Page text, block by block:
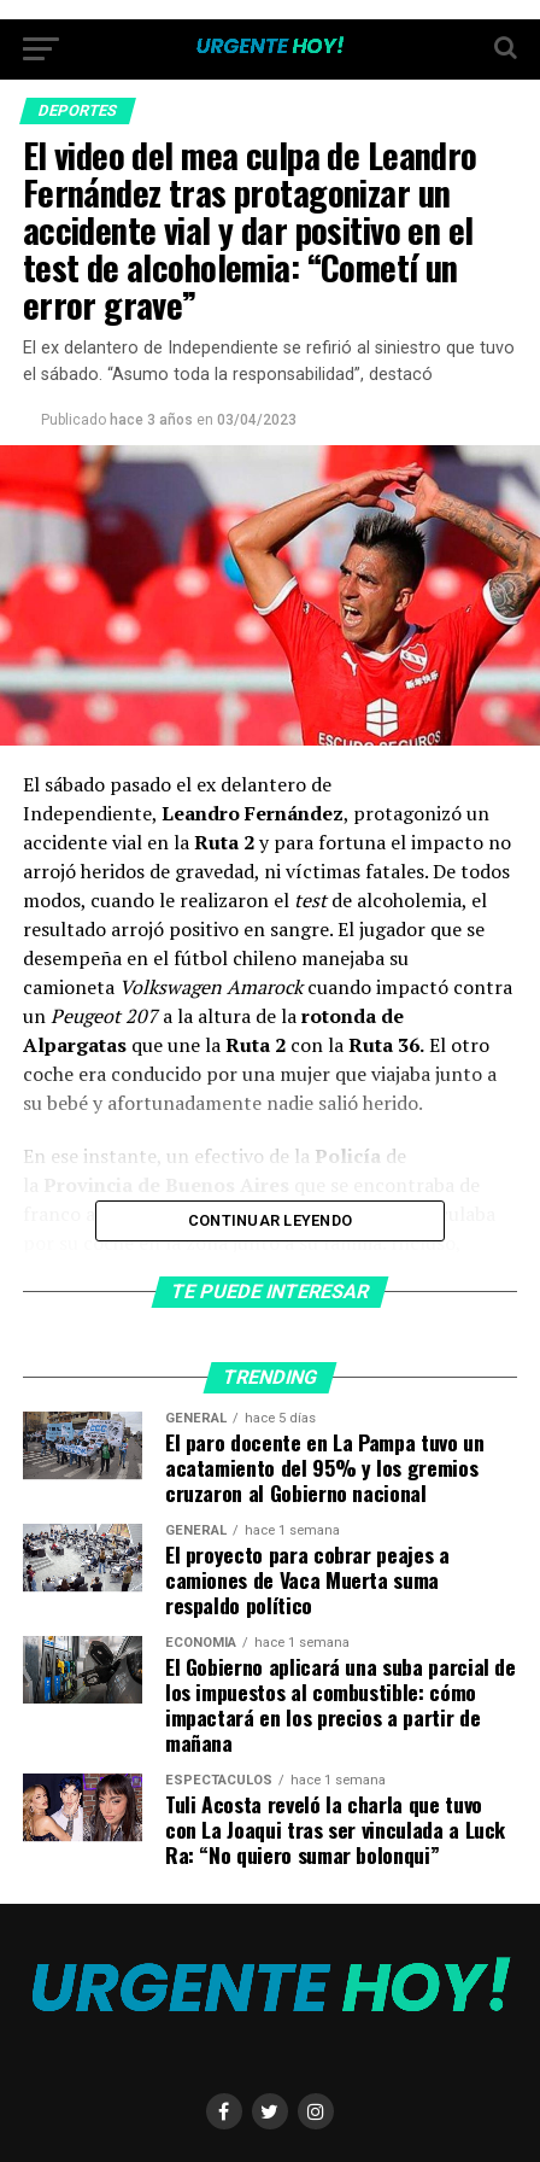
DEPORTES
El video del mea culpa de Leandro
Fernández tras protagonizar un
accidente vial y dar positivo en el
test de alcoholemia: “Cometí un
error grave”
El ex delantero de Independiente se refirió al siniestro que tuvo
el sábado. “Asumo toda la responsabilidad”, destacó
Publicado hace 3 años en 03/04/2023
El sábado pasado el ex delantero de
Independiente, Leandro Fernández, protagonizó un
accidente vial en laRuta 2y para fortuna el impacto no
arrojó heridos de gravedad, ni víctimas fatales. De todos
modos, cuando le realizaron el testde alcoholemia, el
resultado arrojó positivo en sangre. El jugador que se
desempeña en el fútbol chileno manejaba su
camioneta Volkswagen Amarockcuando impactó contra
unPeugeot 207a la altura de larotonda de
Alpargatasque une laRuta 2 con laRuta 36.El otro
coche era conducido por una mujer que viajaba junto a
su bebé y afortunadamente nadie salió herido.
En ese instante, un efectivo de la Policía de
franco arribó al lugar ya que, por casualidad, circulaba
por su coche en la zona junto a su familia. Incluso,
aseguró que unos kilómetros antes de donde se produjo
el siniestro,Fernández lo había sobrepasado “a gran
Fue este hombre quien ayudó a contener al futbolista de
de Chile,quien, en evidente estado de ebriedad, intentó
darse a la fuga, pero fue reducido por él y por personal
En las últimas horas, el jugador publicó un mensaje en las
redes sociales, donde manifestó su arrepentimiento y le
CONTINUAR LEYENDO
TE PUEDE INTERESAR
TRENDING
GENERAL hace 5 días
El paro docente en La Pampa tuvo un
acatamiento del 95% y los gremios
cruzaron al Gobierno nacional
GENERAL hace 1 semana
El proyecto para cobrar peajes a
camiones de Vaca Muerta suma
respaldo político
ECONOMÍA hace 1 semana
El Gobierno aplicará una suba parcial de
los impuestos al combustible: cómo
impactará en los precios a partir de
mañana
ESPECTÁCULOS hace 1 semana
Tuli Acosta reveló la charla que tuvo
con La Joaqui tras ser vinculada a Luck
Ra: “No quiero sumar bolonqui”